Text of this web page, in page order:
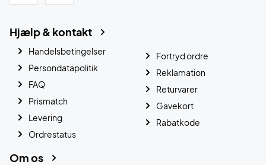
Hjælp & kontakt
Handelsbetingelser
Persondatapolitik
FAQ
Prismatch
Levering
Ordrestatus
Fortryd ordre
Reklamation
Returvarer
Gavekort
Rabatkode
Om os